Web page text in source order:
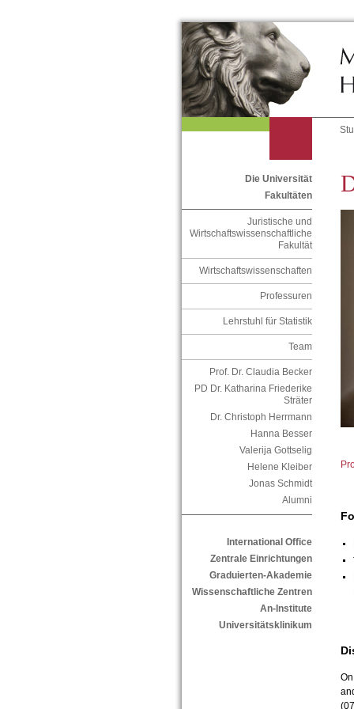
Die Universität
Fakultäten
Juristische und
Wirtschaftswissenschaftliche
Fakultät
Wirtschaftswissenschaften
Professuren
Lehrstuhl für Statistik
Team
Prof. Dr. Claudia Becker
PD Dr. Katharina Friederike
Sträter
Dr. Christoph Herrmann
Hanna Besser
Valerija Gottselig
Helene Kleiber
Jonas Schmidt
Alumni
International Office
Zentrale Einrichtungen
Graduierten-Akademie
Wissenschaftliche Zentren
An-Institute
Universitätsklinikum